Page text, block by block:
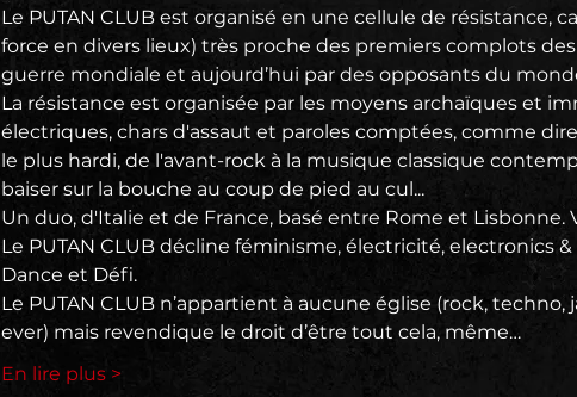
Le PUTAN CLUB est organisé en une cellule de résistance,
force en divers lieux) très proche des premiers complots
guerre mondiale et aujourd’hui par des opposants du
La résistance est organisée par les moyens archaïques et
électriques, chars d'assaut et paroles comptées, comme
le plus hardi, de l'avant-rock à la musique classique
baiser sur la bouche au coup de pied au cul...
Un duo, d'Italie et de France, basé entre Rome et Lisbonne.
Le PUTAN CLUB décline féminisme, électricité, electronics
Dance et Défi.
Le PUTAN CLUB n’appartient à aucune église (rock,
ever) mais revendique le droit d’être tout cela, même…
En lire plus >